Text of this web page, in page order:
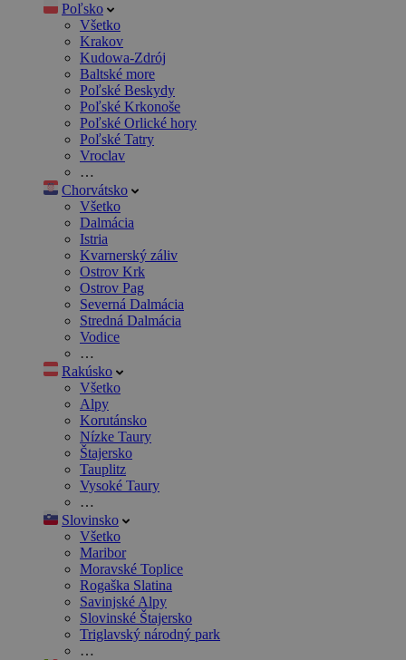
Poľsko
Všetko
Krakov
Kudowa-Zdrój
Baltské more
Poľské Beskydy
Poľské Krkonoše
Poľské Orlické hory
Poľské Tatry
Vroclav
…
Chorvátsko
Všetko
Dalmácia
Istria
Kvarnerský záliv
Ostrov Krk
Ostrov Pag
Severná Dalmácia
Stredná Dalmácia
Vodice
…
Rakúsko
Všetko
Alpy
Korutánsko
Nízke Taury
Štajersko
Tauplitz
Vysoké Taury
…
Slovinsko
Všetko
Maribor
Moravské Toplice
Rogaška Slatina
Savinjské Alpy
Slovinské Štajersko
Triglavský národný park
…